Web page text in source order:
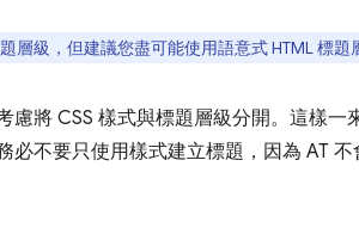
層級，但建議您盡可能使用語意式 HTML 標題
慮將 CSS 樣式與標題層級分開。這樣一
不要只使用樣式建立標題，因為 AT 不